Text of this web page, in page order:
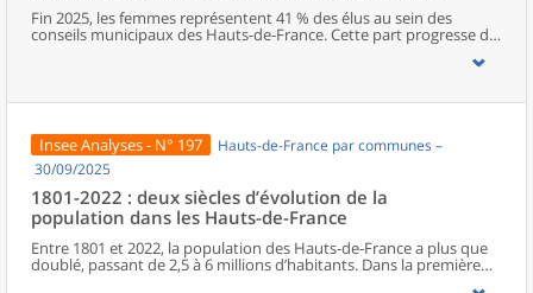
Fin 2025, les femmes représentent 41 % des élus au sein des
conseils municipaux des Hauts-de-France. Cette part progresse de
deux points entre les deux dernières élections municipales, mais
représentation féminine diminue cependant à mesure que les
sur cinq occupé par une femme. Les élues municipales de la région
sont plus jeunes que leurs homologues masculins. En parallèle de
leurs fonctions politiques, elles occupent davantage que ces
et moins souvent des emplois de cadre ou des professions
intellectuelles supérieures.
Insee Analyses - N° 197
Hauts-de-France par communes –
30/09/2025
1801-2022 : deux siècles d’évolution de la
population dans les Hauts-de-France
Entre 1801 et 2022, la population des Hauts-de-France a plus que
doublé, passant de 2,5 à 6 millions d’habitants. Dans la première
moitié du XIXe siècle, l’essor régional est surtout porté par le Nord.